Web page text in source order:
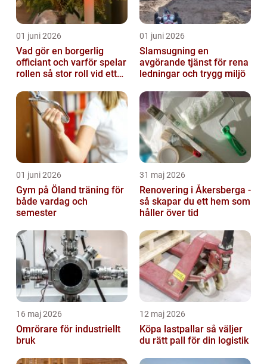
01 juni 2026
Vad gör en borgerlig
officiant och varför spelar
rollen så stor roll vid ett
01 juni 2026
Slamsugning en
avgörande tjänst för rena
ledningar och trygg miljö
01 juni 2026
Gym på Öland träning för
både vardag och
semester
31 maj 2026
Renovering i Åkersberga -
så skapar du ett hem som
håller över tid
16 maj 2026
Omrörare för industriellt
bruk
12 maj 2026
Köpa lastpallar så väljer
du rätt pall för din logistik